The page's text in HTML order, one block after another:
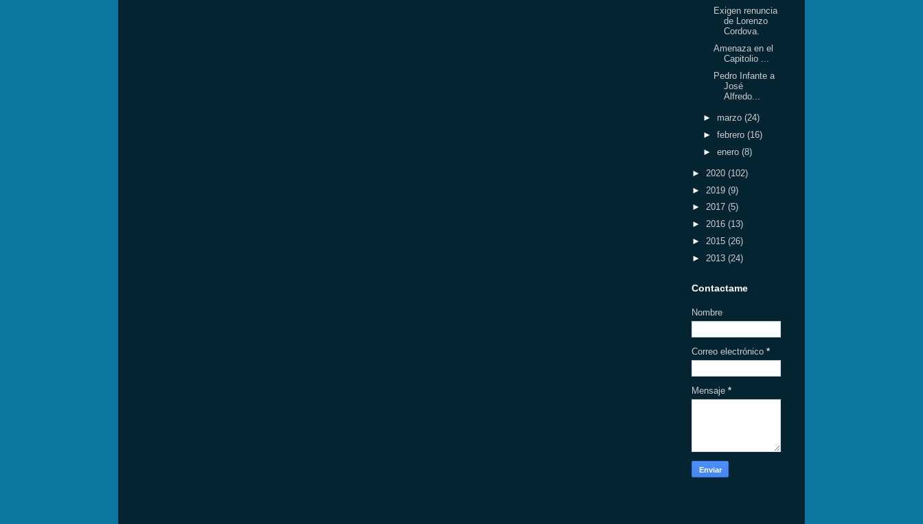
Exigen renuncia
de Lorenzo
Cordova.
Amenaza en el
Capitolio ...
Pedro Infante a
José
Alfredo...
► marzo (24)
► febrero (16)
► enero (8)
► 2020 (102)
► 2019 (9)
► 2017 (5)
► 2016 (13)
► 2015 (26)
► 2013 (24)
Contactame
Nombre
Correo electrónico *
Mensaje *